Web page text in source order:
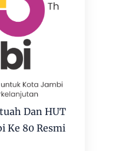
Dan HUT
Ke 80 Resmi